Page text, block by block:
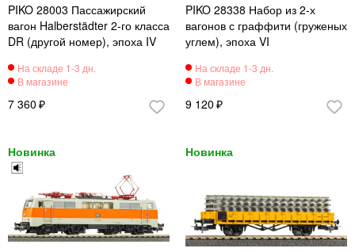
PIKO 28003 Пассажирский
вагон Halberstädter 2-го класса
DR (другой номер), эпоха IV
7 360
PIKO 28338 Набор из 2-х
вагонов с граффити (груженых
углем), эпоха VI
9 120